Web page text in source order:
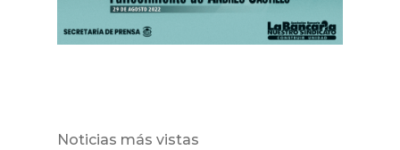
Noticias más vistas